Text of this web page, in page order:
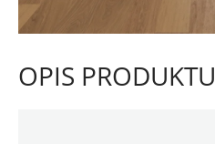
OPIS PRODUKTU